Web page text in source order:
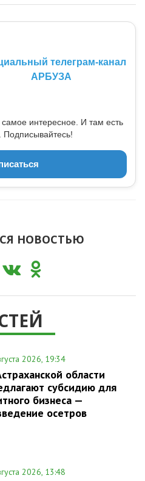
телеграм-канал
АРБУЗА
интересное. И там есть
Подписывайтесь!
НОВОСТЬЮ
2026, 19:34
области
субсидию для
бизнеса —
осетров
2026, 13:48